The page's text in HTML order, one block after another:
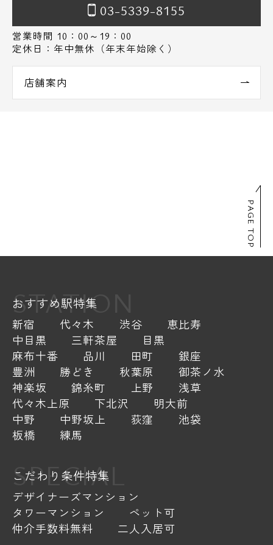
03-5339-8155
営業時間 10：00～19：00
定休日：年中無休（年末年始除く）
店舗案内
PAGE TOP
STATION
おすすめ駅特集
新宿 代々木 渋谷
恵比寿
中目黒
三軒茶屋
目黒
麻布十番
品川 田町
銀座
豊洲
勝どき 秋葉原
御茶ノ水
神楽坂
錦糸町 上野
浅草
代々木上原
下北沢
明大前
中野
中野坂上 荻窪
池袋
板橋
練馬
SPECIAL
こだわり条件特集
デザイナーズマンション
タワーマンション
ペット可
仲介手数料無料
二人入居可